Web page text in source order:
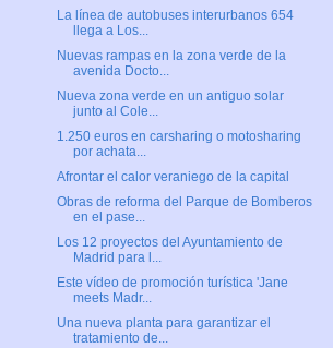
La línea de autobuses interurbanos 654
llega a Los...
Nuevas rampas en la zona verde de la
avenida Docto...
Nueva zona verde en un antiguo solar
junto al Cole...
1.250 euros en carsharing o motosharing
por achata...
Afrontar el calor veraniego de la capital
Obras de reforma del Parque de Bomberos
en el pase...
Los 12 proyectos del Ayuntamiento de
Madrid para l...
Este vídeo de promoción turística 'Jane
meets Madr...
Una nueva planta para garantizar el
tratamiento de...